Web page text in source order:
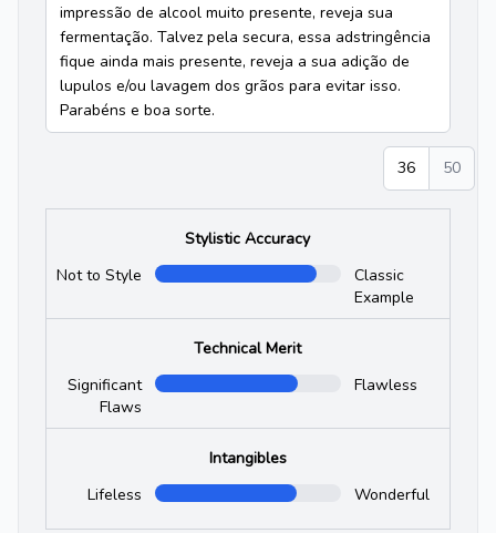
impressão de alcool muito presente, reveja sua
fermentação. Talvez pela secura, essa adstringência
fique ainda mais presente, reveja a sua adição de
lupulos e/ou lavagem dos grãos para evitar isso.
Parabéns e boa sorte.
36 50
Stylistic Accuracy
Not to Style
Classic
Example
Technical Merit
Significant
Flaws
Flawless
Intangibles
Lifeless
Wonderful